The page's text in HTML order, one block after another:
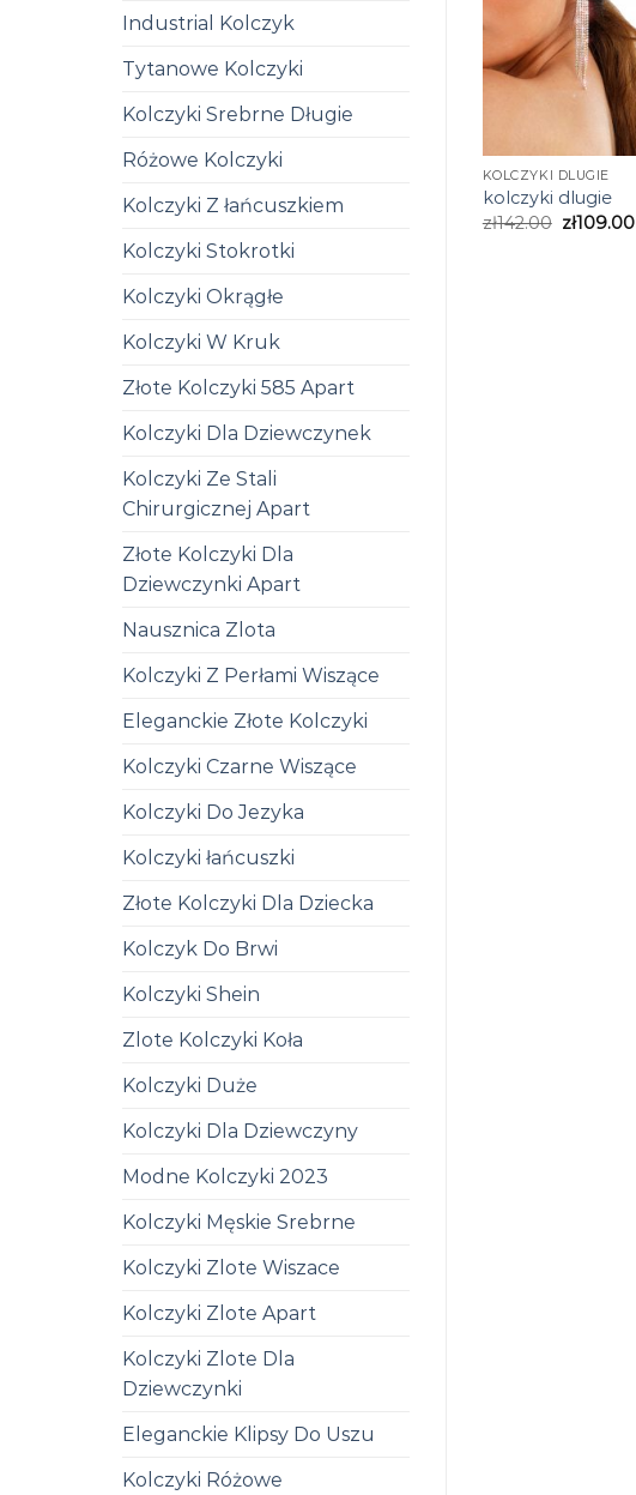
Industrial Kolczyk
Tytanowe Kolczyki
Kolczyki Srebrne Długie
Różowe Kolczyki
Kolczyki Z łańcuszkiem
Kolczyki Stokrotki
Kolczyki Okrągłe
Kolczyki W Kruk
Złote Kolczyki 585 Apart
Kolczyki Dla Dziewczynek
Kolczyki Ze Stali
Chirurgicznej Apart
Złote Kolczyki Dla
Dziewczynki Apart
Nausznica Zlota
Kolczyki Z Perłami Wiszące
Eleganckie Złote Kolczyki
Kolczyki Czarne Wiszące
Kolczyki Do Jezyka
Kolczyki łańcuszki
Złote Kolczyki Dla Dziecka
Kolczyk Do Brwi
Kolczyki Shein
Zlote Kolczyki Koła
Kolczyki Duże
Kolczyki Dla Dziewczyny
Modne Kolczyki 2023
Kolczyki Męskie Srebrne
Kolczyki Zlote Wiszace
Kolczyki Zlote Apart
Kolczyki Zlote Dla
Dziewczynki
Eleganckie Klipsy Do Uszu
Kolczyki Różowe
KOLCZYKI DLUGIE
kolczyki dlugie
zł142.00 zł109.00